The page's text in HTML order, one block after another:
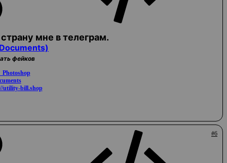
мне в телеграм.
фейков
utility-bill.shop
#6